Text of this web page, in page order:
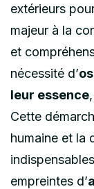
extérieurs
majeur à la
et
nécessité d’
leur essence
Cette
humaine et la
empreintes d’